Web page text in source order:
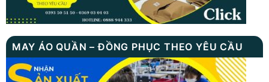
MAY ÁO QUẦN – ĐỒNG PHỤC THEO YÊU CẦU